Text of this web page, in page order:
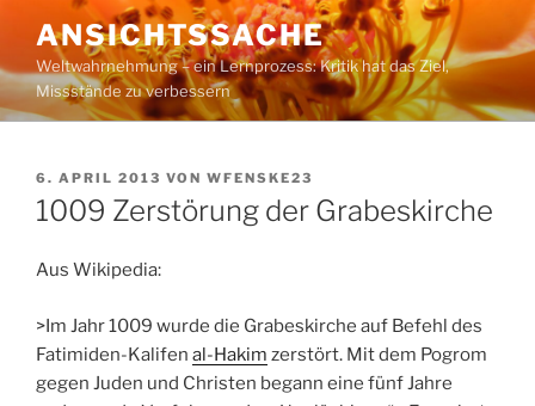
Inhalt
springen
ANSICHTSSACHE
Weltwahrnehmung – ein Lernprozess: Kritik hat das Ziel,
Missstände zu verbessern
VERÖFFENTLICHT
AM
6. APRIL 2013 VON WFENSKE23
1009 Zerstörung der Grabeskirche
Aus Wikipedia:
>Im Jahr 1009 wurde die Grabeskirche auf Befehl des
Fatimiden-Kalifen al-Hakim zerstört. Mit dem Pogrom
gegen Juden und Christen begann eine fünf Jahre